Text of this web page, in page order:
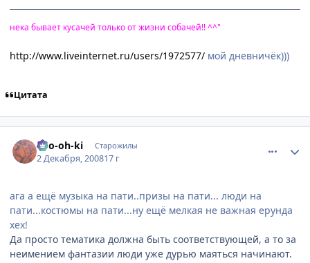
нека бывает кусачей только от жизни собачей!! ^^"
http://www.liveinternet.ru/users/1972577/ мой дневничёк)))
Цитата
Ryo-oh-ki Старожилы
2 Декабря, 200817 г
ага а ещё музыка на пати..призы на пати... люди на
пати...костюмы на пати...ну ещё мелкая не важная ерунда
хех!
Да просто тематика должна быть соответствующей, а то за
неимением фантазии люди уже дурью маяться начинают.